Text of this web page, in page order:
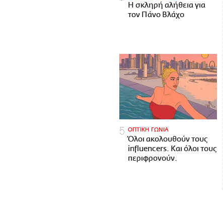
H σκληρή αλήθεια για
τον Πάνο Βλάχο
ΟΠΤΙΚΗ ΓΩΝΙΑ
Όλοι ακολουθούν τους
influencers. Και όλοι τους
περιφρονούν.